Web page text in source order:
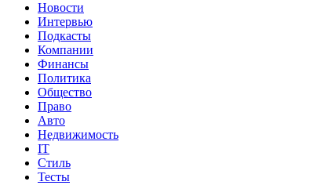
Новости
Интервью
Подкасты
Компании
Финансы
Политика
Общество
Право
Авто
Недвижимость
IT
Стиль
Тесты